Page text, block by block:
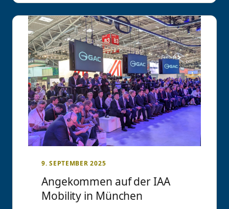
9. SEPTEMBER 2025
Angekommen auf der IAA
Mobility in München